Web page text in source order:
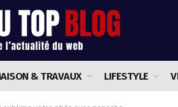
& TRAVAUX LIFESTYLE